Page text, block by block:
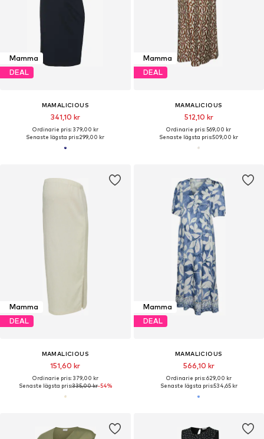
Mamma
DEAL
MAMALICIOUS
341,10 kr
Ordinarie pris: 379,00 kr
Senaste lägsta pris:299,00 kr
Mamma
DEAL
MAMALICIOUS
512,10 kr
Ordinarie pris: 569,00 kr
Senaste lägsta pris:509,00 kr
Mamma
DEAL
MAMALICIOUS
151,60 kr
Ordinarie pris: 379,00 kr
Senaste lägsta pris:335,00 kr-54%
Mamma
DEAL
MAMALICIOUS
566,10 kr
Ordinarie pris: 629,00 kr
Senaste lägsta pris:534,65 kr